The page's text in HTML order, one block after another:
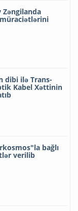
Zəngilanda
dibi ilə Trans-
Kabel Xəttinin
bağlı
verilib